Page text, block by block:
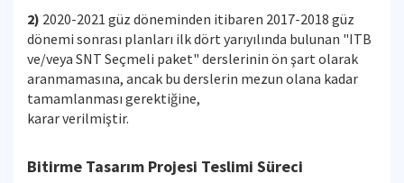
2) 2020-2021 güz döneminden itibaren 2017-2018 güz
dönemi sonrası planları ilk dört yarıyılında bulunan "ITB
ve/veya SNT Seçmeli paket" derslerinin ön şart olarak
aranmamasına, ancak bu derslerin mezun olana kadar
tamamlanması gerektiğine,
karar verilmiştir.
Bitirme Tasarım Projesi Teslimi Süreci